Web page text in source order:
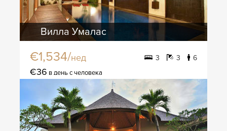
Вилла Умалас
€1,534/нед 3 3 6
€36 в день с человека